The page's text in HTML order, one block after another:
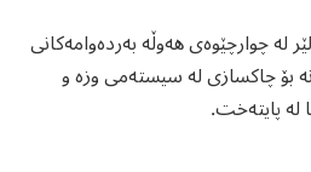
لە چوارچێوەی هەوڵە بەردەوامەکانی
بۆ چاکسازی لە سیستەمی وزە و
لە پایتەخت.